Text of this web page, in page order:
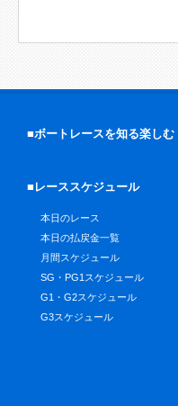
■ボートレースを知る楽しむ
■レーススケジュール
本日のレース
本日の払戻金一覧
月間スケジュール
SG・PG1スケジュール
G1・G2スケジュール
G3スケジュール